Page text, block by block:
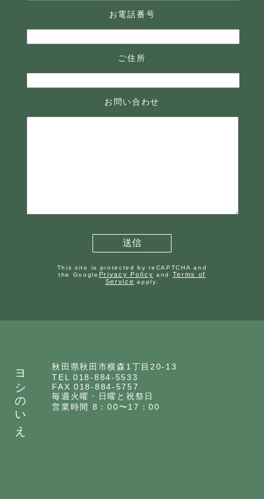
お電話番号
ご住所
お問い合わせ
This site is protected by reCAPTCHA and
the Google Privacy Policy and Terms of
Service apply.
ヨシのいえ
秋田県秋田市横森1丁目20-13
TEL 018-884-5533
FAX 018-884-5757
毎週火曜・日曜と祝祭日
営業時間 8：00〜17：00